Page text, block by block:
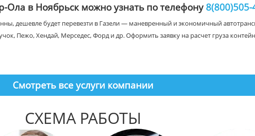
Ола в Ноябрьск можно узнать по телефону 8(800)505-
дешевле будет перевезти в Газели — маневренный и экономичный
Пежо, Хендай, Мерседес, Форд и др. Оформить заявку на расчет груза
Смотреть все услуги компании
СХЕМА РАБОТЫ